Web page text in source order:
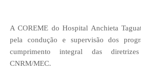
A COREME do Hospital Anchieta
pela condução e supervisão dos
cumprimento integral das
CNRM/MEC.